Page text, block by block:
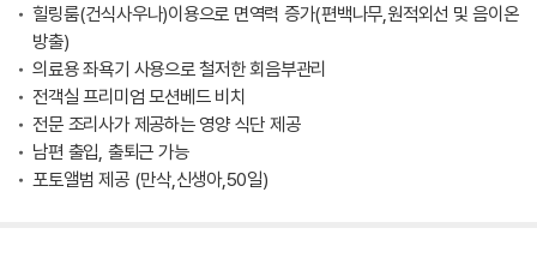
힐링룸(건식사우나)이용으로 면역력 증가(편백나무,원적외선 및 음이온
방출)
의료용 좌욕기 사용으로 철저한 회음부관리
전객실 프리미엄 모션베드 비치
전문 조리사가 제공하는 영양 식단 제공
남편 출입, 출퇴근 가능
포토앨범 제공 (만삭,신생아,50일)